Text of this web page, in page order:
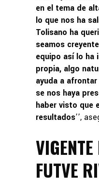
en el tema de
lo que nos ha
Tolisano ha
seamos
equipo así lo ha
propia, algo
ayuda a
se nos haya
haber visto que
resultados’’,
FUTVE